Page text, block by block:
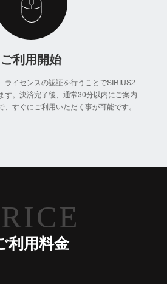
ご利用開始
ライセンスの認証を行うことでSIRIUS2
す。決済完了後、通常30分以内にご案内
すぐにご利用いただく事が可能です。
利用料金